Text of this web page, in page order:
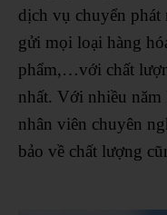
dịch vụ chuyển phát
gửi mọi loại hàng
phẩm,…với chất
nhất. Với nhiều
nhân viên chuyên
bảo về chất lượng